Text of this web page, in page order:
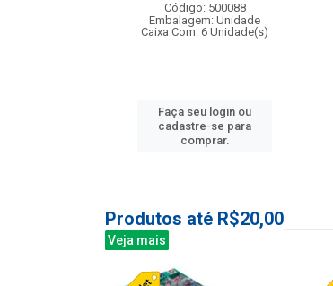
Código: 500088
Embalagem: Unidade
Caixa Com: 6 Unidade(s)
Faça seu login ou
cadastre-se para
comprar.
Produtos até R$20,00
Veja mais